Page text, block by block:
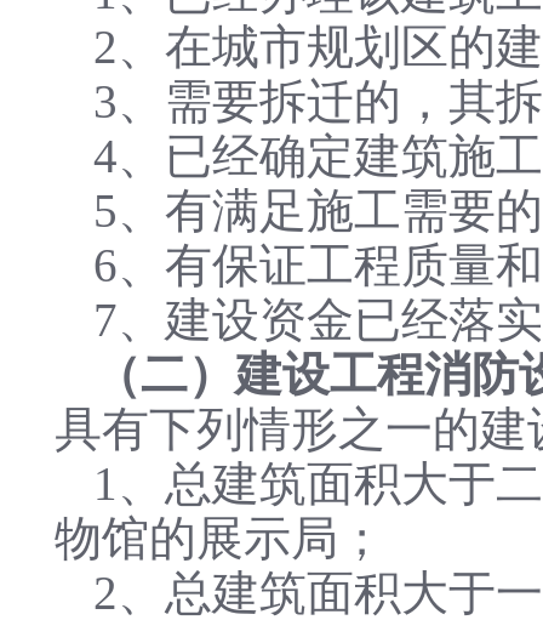
2、在城市规划区的
3、需要拆迁的，其
4、已经确定建筑施
5、有满足施工需要
6、有保证工程质量
7、建设资金已经落
（二）建设工程消防
具有下列情形之一的
1、总建筑面积大于
物馆的展示局；
2、总建筑面积大于